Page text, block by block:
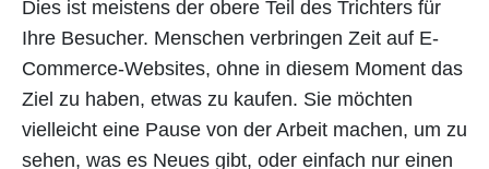
Dies ist meistens der obere Teil des Trichters für
Ihre Besucher. Menschen verbringen Zeit auf E-
Commerce-Websites, ohne in diesem Moment das
Ziel zu haben, etwas zu kaufen. Sie möchten
vielleicht eine Pause von der Arbeit machen, um zu
sehen, was es Neues gibt, oder einfach nur einen